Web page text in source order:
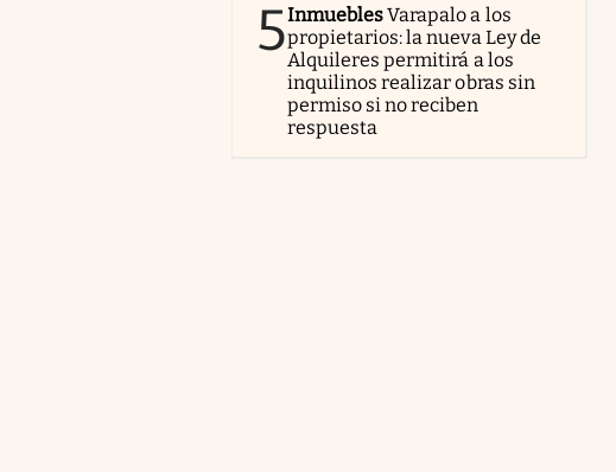
5InmueblesVarapalo a los
propietarios: la nueva Ley de
Alquileres permitirá a los
inquilinos realizar obras sin
permiso si no reciben
respuesta